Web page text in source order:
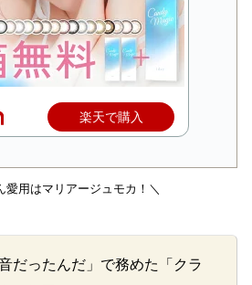
楽天で購入
愛用はマリアージュモカ！＼
だったんだ」で務めた「クラ